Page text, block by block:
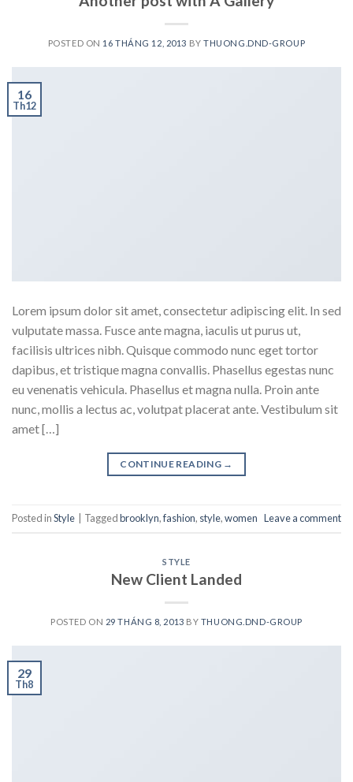
POSTED ON 16 THÁNG 12, 2013 BYTHUONG.DND-GROUP
16
Th12
Lorem ipsum dolor sit amet, consectetur adipiscing elit. In sed
vulputate massa. Fusce ante magna, iaculis ut purus ut,
facilisis ultrices nibh. Quisque commodo nunc eget tortor
dapibus, et tristique magna convallis. Phasellus egestas nunc
eu venenatis vehicula. Phasellus et magna nulla. Proin ante
nunc, mollis a lectus ac, volutpat placerat ante. Vestibulum sit
amet […]
CONTINUE READING →
Posted inStyle Taggedbrooklyn,fashion, style,women Leave a comment
STYLE
New Client Landed
POSTED ON 29 THÁNG 8, 2013 BY THUONG.DND-GROUP
29
Th8